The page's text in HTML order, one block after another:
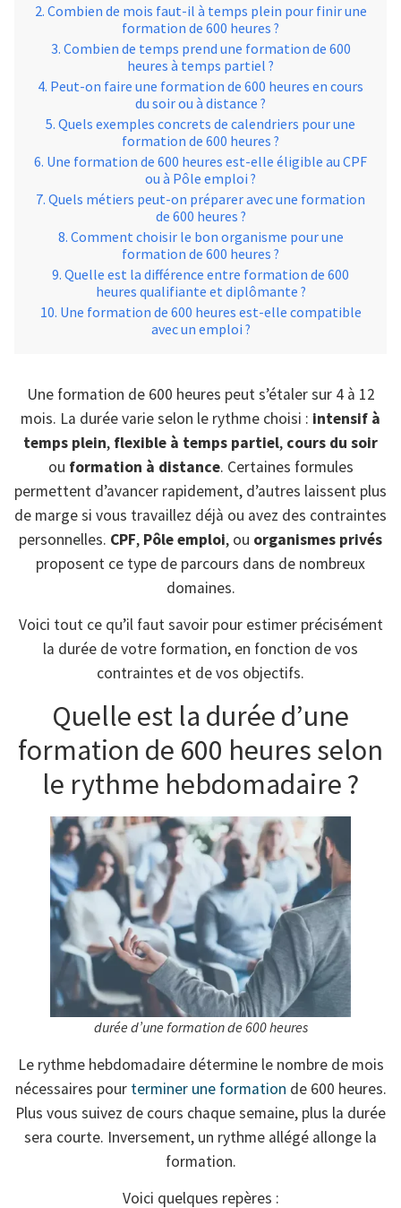
Combien de mois faut-il à temps plein pour finir une
formation de 600 heures ?
Combien de temps prend une formation de 600
heures à temps partiel ?
Peut-on faire une formation de 600 heures en cours
du soir ou à distance ?
Quels exemples concrets de calendriers pour une
formation de 600 heures ?
Une formation de 600 heures est-elle éligible au CPF
ou à Pôle emploi ?
Quels métiers peut-on préparer avec une formation
de 600 heures ?
Comment choisir le bon organisme pour une
formation de 600 heures ?
Quelle est la différence entre formation de 600
heures qualifiante et diplômante ?
Une formation de 600 heures est-elle compatible
avec un emploi ?
Une formation de 600 heures peut s’étaler sur 4 à 12
mois. La durée varie selon le rythme choisi : intensif à
temps plein, flexible à temps partiel, cours du soir
ou formation à distance. Certaines formules
permettent d’avancer rapidement, d’autres laissent plus
de marge si vous travaillez déjà ou avez des contraintes
personnelles. CPF, Pôle emploi, ou organismes privés
proposent ce type de parcours dans de nombreux
domaines.
Voici tout ce qu’il faut savoir pour estimer précisément
la durée de votre formation, en fonction de vos
contraintes et de vos objectifs.
Quelle est la durée d’une
formation de 600 heures selon
le rythme hebdomadaire ?
durée d’une formation de 600 heures
Le rythme hebdomadaire détermine le nombre de mois
nécessaires pour terminer une formation de 600 heures.
Plus vous suivez de cours chaque semaine, plus la durée
sera courte. Inversement, un rythme allégé allonge la
formation.
Voici quelques repères :